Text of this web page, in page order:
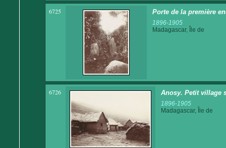
6725 Porte de la première
1896-1905
Madagascar, Île de
6726 Anosy. Petit village
1896-1905
Madagascar, Île de